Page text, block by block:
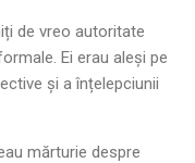
de vreo autoritate
Ei erau aleși pe
și a înțelepciunii
mărturie despre